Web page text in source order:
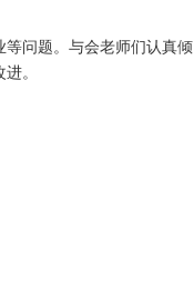
问题。与会老师们认真倾
。